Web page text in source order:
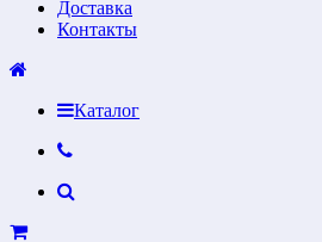
Доставка
Контакты
Каталог